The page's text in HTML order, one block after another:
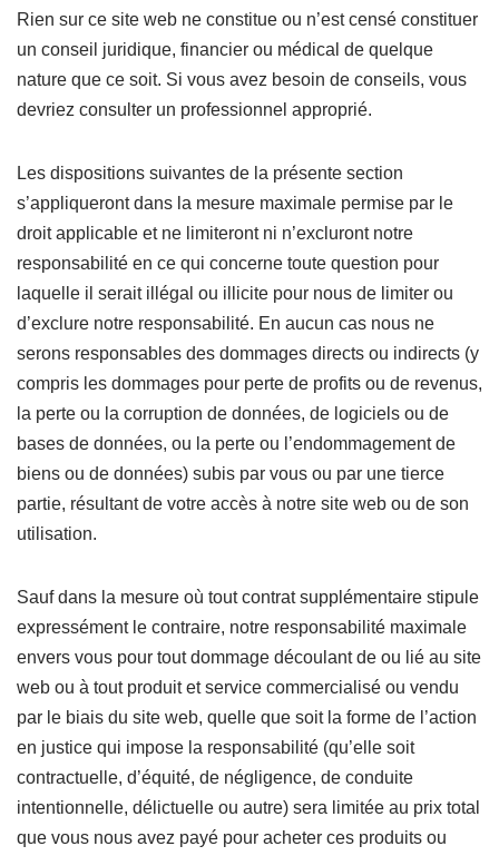
Rien sur ce site web ne constitue ou n’est censé constituer
un conseil juridique, financier ou médical de quelque
nature que ce soit. Si vous avez besoin de conseils, vous
devriez consulter un professionnel approprié.
Les dispositions suivantes de la présente section
s’appliqueront dans la mesure maximale permise par le
droit applicable et ne limiteront ni n’excluront notre
responsabilité en ce qui concerne toute question pour
laquelle il serait illégal ou illicite pour nous de limiter ou
d’exclure notre responsabilité. En aucun cas nous ne
serons responsables des dommages directs ou indirects (y
compris les dommages pour perte de profits ou de revenus,
la perte ou la corruption de données, de logiciels ou de
bases de données, ou la perte ou l’endommagement de
biens ou de données) subis par vous ou par une tierce
partie, résultant de votre accès à notre site web ou de son
utilisation.
Sauf dans la mesure où tout contrat supplémentaire stipule
expressément le contraire, notre responsabilité maximale
envers vous pour tout dommage découlant de ou lié au site
web ou à tout produit et service commercialisé ou vendu
par le biais du site web, quelle que soit la forme de l’action
en justice qui impose la responsabilité (qu’elle soit
contractuelle, d’équité, de négligence, de conduite
intentionnelle, délictuelle ou autre) sera limitée au prix total
que vous nous avez payé pour acheter ces produits ou